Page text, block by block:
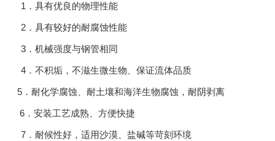
1．具有优良的物理性能
2．具有较好的耐腐蚀性能
3．机械强度与钢管相同
4．不积垢，不滋生微生物、保证流体品质
5．耐化学腐蚀、耐土壤和海洋生物腐蚀，耐阴剥离
6．安装工艺成熟、方便快捷
7．耐候性好，适用沙漠、盐碱等苛刻环境